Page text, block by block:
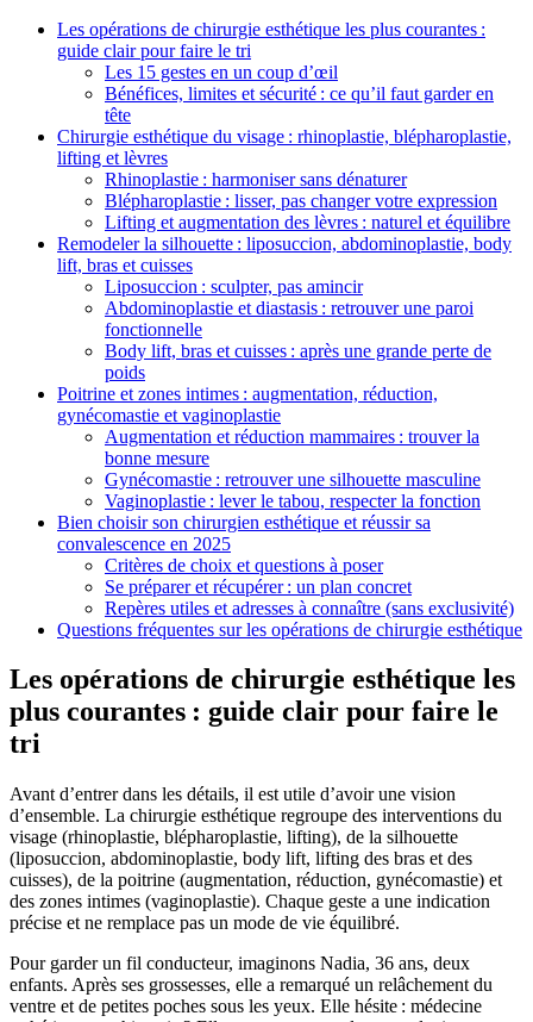
Les opérations de chirurgie esthétique les plus courantes :
guide clair pour faire le tri
Les 15 gestes en un coup d’œil
Bénéfices, limites et sécurité : ce qu’il faut garder en
tête
Chirurgie esthétique du visage : rhinoplastie, blépharoplastie,
lifting et lèvres
Rhinoplastie : harmoniser sans dénaturer
Blépharoplastie : lisser, pas changer votre expression
Lifting et augmentation des lèvres : naturel et équilibre
Remodeler la silhouette : liposuccion, abdominoplastie, body
lift, bras et cuisses
Liposuccion : sculpter, pas amincir
Abdominoplastie et diastasis : retrouver une paroi
fonctionnelle
Body lift, bras et cuisses : après une grande perte de
poids
Poitrine et zones intimes : augmentation, réduction,
gynécomastie et vaginoplastie
Augmentation et réduction mammaires : trouver la
bonne mesure
Gynécomastie : retrouver une silhouette masculine
Vaginoplastie : lever le tabou, respecter la fonction
Bien choisir son chirurgien esthétique et réussir sa
convalescence en 2025
Critères de choix et questions à poser
Se préparer et récupérer : un plan concret
Repères utiles et adresses à connaître (sans exclusivité)
Questions fréquentes sur les opérations de chirurgie esthétique
Les opérations de chirurgie esthétique les
plus courantes : guide clair pour faire le
tri
Avant d’entrer dans les détails, il est utile d’avoir une vision
d’ensemble. La chirurgie esthétique regroupe des interventions du
visage (rhinoplastie, blépharoplastie, lifting), de la silhouette
(liposuccion, abdominoplastie, body lift, lifting des bras et des
cuisses), de la poitrine (augmentation, réduction, gynécomastie) et
des zones intimes (vaginoplastie). Chaque geste a une indication
précise et ne remplace pas un mode de vie équilibré.
Pour garder un fil conducteur, imaginons Nadia, 36 ans, deux
enfants. Après ses grossesses, elle a remarqué un relâchement du
ventre et de petites poches sous les yeux. Elle hésite : médecine